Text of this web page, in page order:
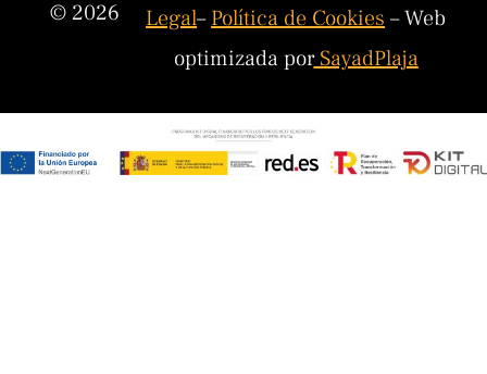
© 2026
Legal–Política de Cookies– Web
optimizada porSayadPlaja